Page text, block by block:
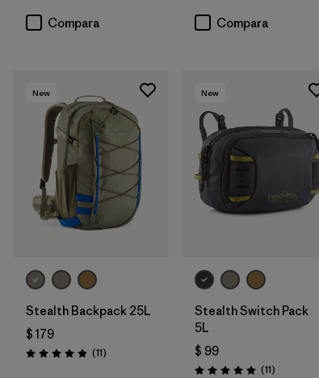
Compara Compara
New
Stealth Backpack 25L
$ 179
Valoración: 4.9 / 5
(11Comentarios
)
Agregar a la
New
Stealth Switch Pack
5L
$ 99
(11)